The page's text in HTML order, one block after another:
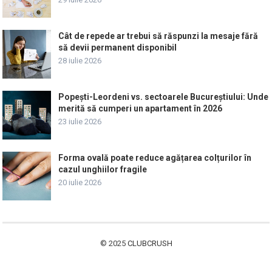
Cât de repede ar trebui să răspunzi la mesaje fără
să devii permanent disponibil
28 iulie 2026
Popești-Leordeni vs. sectoarele Bucureștiului: Unde
merită să cumperi un apartament în 2026
23 iulie 2026
Forma ovală poate reduce agățarea colțurilor în
cazul unghiilor fragile
20 iulie 2026
© 2025 CLUBCRUSH